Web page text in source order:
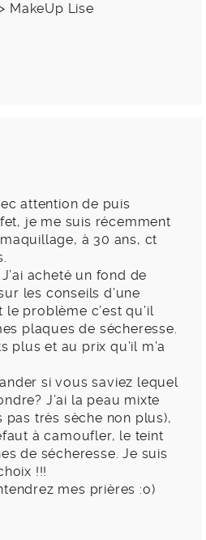
MakeUp Lise
attention de puis
je me suis récemment
à 30 ans, ct
acheté un fond de
les conseils d’une
problème c’est qu’il
plaques de sécheresse.
plus et au prix qu’il m’a
si vous saviez lequel
J’ai la peau mixte
pas très sèche non plus),
à camoufler, le teint
de sécheresse. Je suis
!!!
mes prières :o)